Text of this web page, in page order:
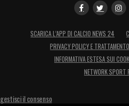
SCARICA L’APP DI CALCIO NEWS 24
PRIVACY POLICY E
INFORMATIVA ESTESA SUI
NETWORK SPORT
gestisci il consenso